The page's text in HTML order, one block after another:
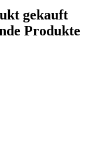
gekauft
Produkte